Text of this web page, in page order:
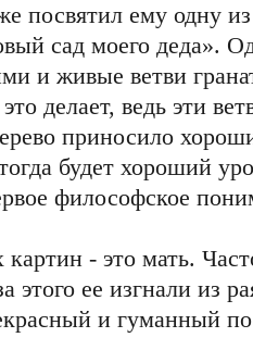
посвятил ему одну
сад моего деда».
и живые ветви
делает, ведь эти
приносило
будет хороший
философское
картин - это мать.
этого ее изгнали из
и гуманный